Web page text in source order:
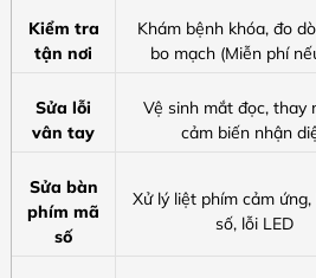
Kiểm tra
tận nơi
Khám bệnh khóa, đo
bo mạch (Miễn phí
Sửa lỗi
vân tay
Vệ sinh mắt đọc, thay
cảm biến nhận
Sửa bàn
phím mã
số
Xử lý liệt phím cảm
số, lỗi LED